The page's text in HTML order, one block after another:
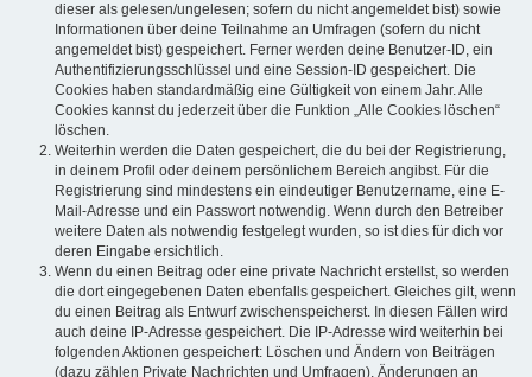
dieser als gelesen/ungelesen; sofern du nicht angemeldet bist) sowie
Informationen über deine Teilnahme an Umfragen (sofern du nicht
angemeldet bist) gespeichert. Ferner werden deine Benutzer-ID, ein
Authentifizierungsschlüssel und eine Session-ID gespeichert. Die
Cookies haben standardmäßig eine Gültigkeit von einem Jahr. Alle
Cookies kannst du jederzeit über die Funktion „Alle Cookies löschen“
löschen.
Weiterhin werden die Daten gespeichert, die du bei der Registrierung,
in deinem Profil oder deinem persönlichem Bereich angibst. Für die
Registrierung sind mindestens ein eindeutiger Benutzername, eine E-
Mail-Adresse und ein Passwort notwendig. Wenn durch den Betreiber
weitere Daten als notwendig festgelegt wurden, so ist dies für dich vor
deren Eingabe ersichtlich.
Wenn du einen Beitrag oder eine private Nachricht erstellst, so werden
die dort eingegebenen Daten ebenfalls gespeichert. Gleiches gilt, wenn
du einen Beitrag als Entwurf zwischenspeicherst. In diesen Fällen wird
auch deine IP-Adresse gespeichert. Die IP-Adresse wird weiterhin bei
folgenden Aktionen gespeichert: Löschen und Ändern von Beiträgen
(dazu zählen Private Nachrichten und Umfragen), Änderungen an